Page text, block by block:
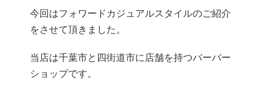
今回はフォワードカジュアルスタイルのご紹介
をさせて頂きました。
当店は千葉市と四街道市に店舗を持つバーバー
ショップです。